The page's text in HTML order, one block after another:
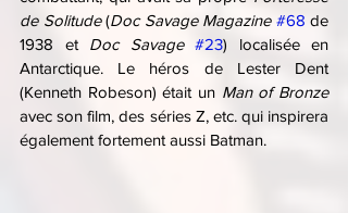
de Solitude (Doc Savage Magazine #68 de
1938 et Doc Savage #23) localisée en
Antarctique. Le héros de Lester Dent
(Kenneth Robeson) était un Man of Bronze
avec son film, des séries Z, etc. qui inspirera
également fortement aussi Batman.